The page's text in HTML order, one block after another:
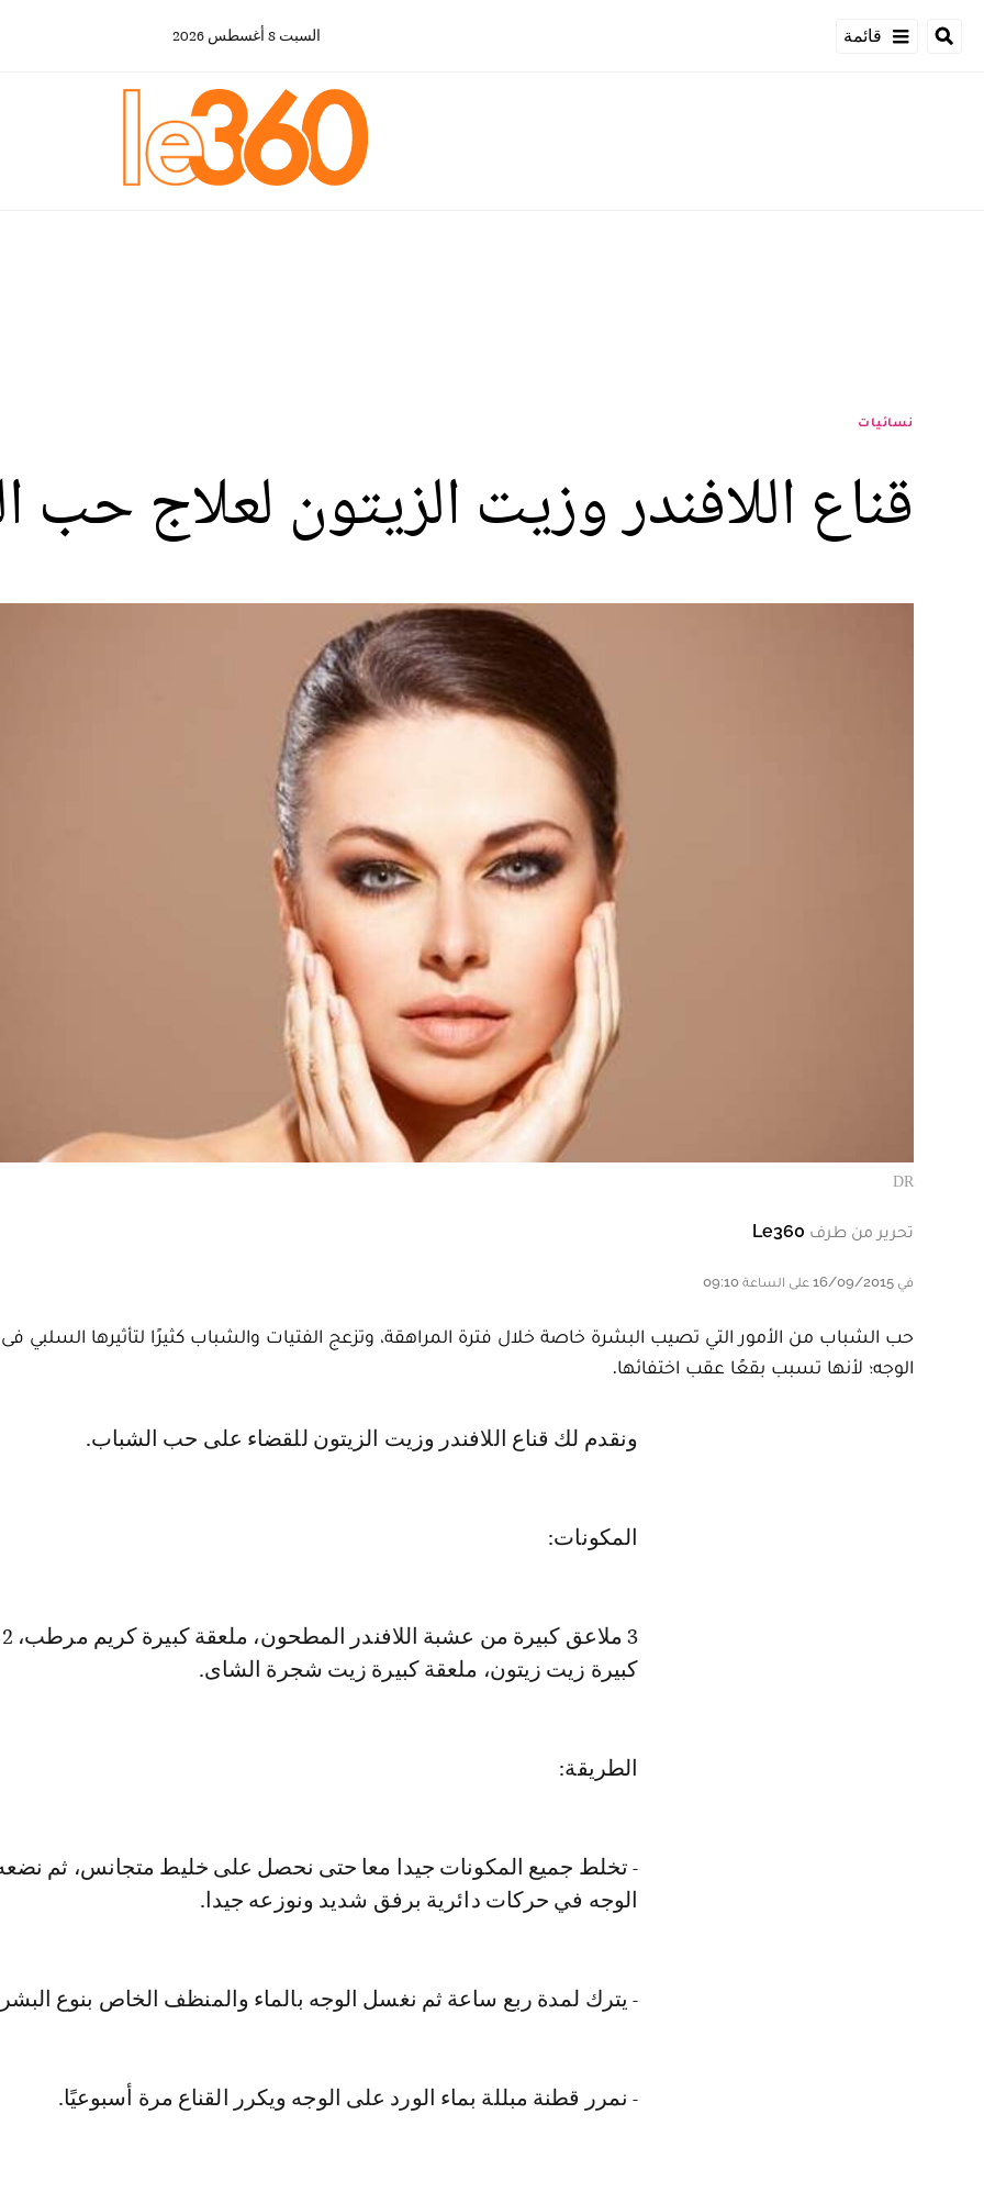
قائمة السبت 8 أغسطس 2026
نسائيات
قناع اللافندر وزيت الزيتون لعلاج حب
DR
تحرير من طرف Le360
في 16/09/2015 على الساعة 09:10
حب الشباب من الأمور التي تصيب البشرة خاصة خلال فترة المراهقة، وتزعج الفتيات والشباب كثيرًا لتأثيرها السلبي
الوجه؛ لأنها تسبب بقعًا عقب اختفائها.
ونقدم لك قناع اللافندر وزيت الزيتون للقضاء على حب الشباب.
المكونات:
كبيرة زيت زيتون، ملعقة كبيرة زيت شجرة الشاى.
الطريقة:
- تخلط جميع المكونات جيدا معا حتى نحصل على خليط متجانس، ثم
الوجه في حركات دائرية برفق شديد ونوزعه جيدا.
- يترك لمدة ربع ساعة ثم نغسل الوجه بالماء والمنظف الخاص بنوع
- نمرر قطنة مبللة بماء الورد على الوجه ويكرر القناع مرة أسبوعيًا.